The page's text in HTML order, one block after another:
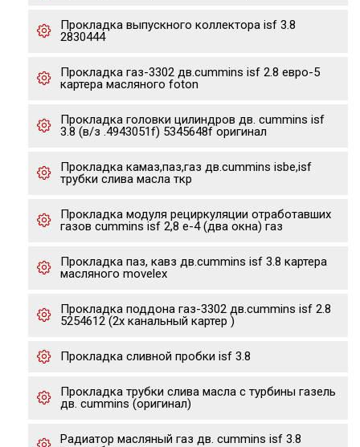
Прокладка выпускного коллектора isf 3.8
2830444
Прокладка газ-3302 дв.cummins isf 2.8 евро-5
картера масляного foton
Прокладка головки цилиндров дв. cummins isf
3.8 (в/з .4943051f) 5345648f оригинал
Прокладка камаз,паз,газ дв.cummins isbe,isf
трубки слива масла ткр
Прокладка модуля рециркуляции отработавших
газов cummins isf 2,8 е-4 (два окна) газ
Прокладка паз, кавз дв.cummins isf 3.8 картера
масляного movelex
Прокладка поддона газ-3302 дв.cummins isf 2.8
5254612 (2х канальный картер )
Прокладка сливной пробки isf 3.8
Прокладка трубки слива масла с турбины газель
дв. cummins (оригинал)
Радиатор масляный газ дв. cummins isf 3.8